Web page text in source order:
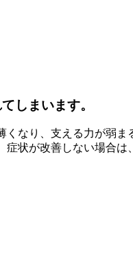
しまいます。
なり、支える力が弱
状が改善しない場合